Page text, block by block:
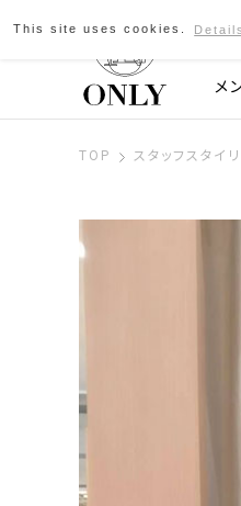
京
メ
TOP スタッフスタイ
This site uses cookies. Details